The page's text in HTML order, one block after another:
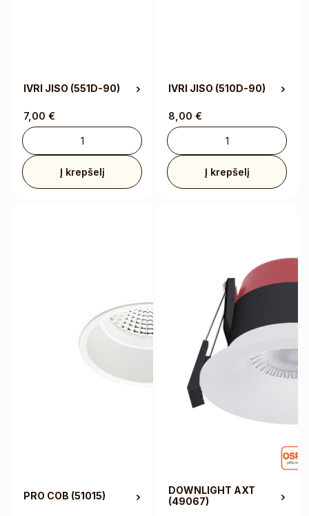
IVRI JISO (551D-90)
7,00 €
Į krepšelį
IVRI JISO (510D-90)
8,00 €
Į krepšelį
PRO COB (51015)
DOWNLIGHT AXT
(49067)